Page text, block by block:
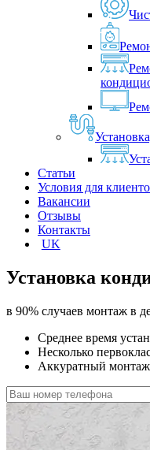
Статьи
Условия для
Вакансии
Отзывы
Контакты
UK
Установка
в 90% случаев монтаж в
Среднее время
Несколько
Аккуратный